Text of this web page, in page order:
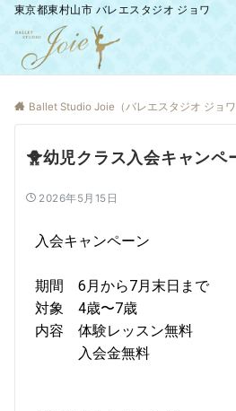
東京都東村山市 バレエスタジオ ジョワ
Ballet Studio Joie（バレエスタジオ ジョワ
🐥幼児クラス入会キャンペ
2026年5月15日
入会キャンペーン
期間 6月から7月末日まで
対象 4歳〜7歳
内容 体験レッスン無料
入会金無料